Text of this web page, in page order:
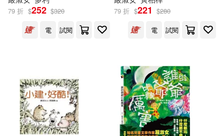
79 折 $252 $320
電
試閱
79 折 $221 $280
電
試閱